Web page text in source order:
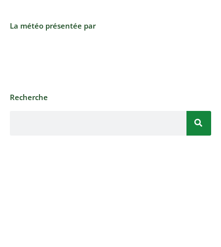
La météo présentée par
Recherche